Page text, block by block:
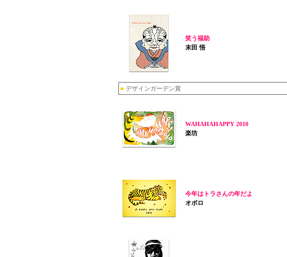
笑う福助
末田 悟
■ デザインガーデン賞
WAHAHAHAPPY 2010
楽坊
今年はトラさんの年だよ
オボロ